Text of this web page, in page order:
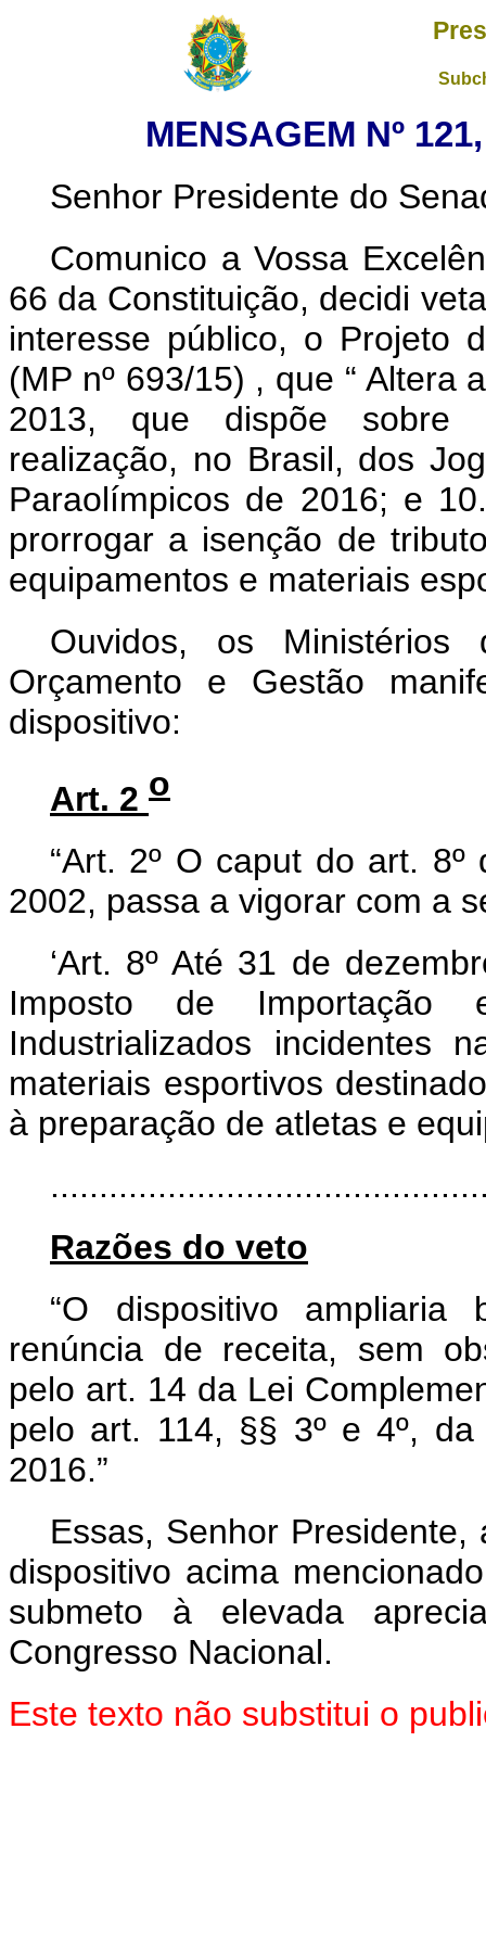
MENSAGEM Nº
Senhor Presidente do
Comunico a Vossa
66 da Constituição, decidi
interesse público, o Projeto
(MP nº 693/15) , que “ Altera
2013, que dispõe sobre
realização, no Brasil, dos
Paraolímpicos de 2016; e
prorrogar a isenção de
equipamentos e materiais
Ouvidos, os
Orçamento e Gestão
dispositivo:
Art. 2 o
“Art. 2º O caput do art. 8º
2002, passa a vigorar com a
‘Art. 8º Até 31 de
Imposto de
Industrializados incidentes
materiais esportivos
à preparação de atletas e
Razões do veto
“O dispositivo
renúncia de receita, sem
pelo art. 14 da Lei
pelo art. 114, §§ 3º e 4º,
2016.”
Essas, Senhor
dispositivo acima
submeto à elevada
Congresso Nacional.
Este texto não substitui o